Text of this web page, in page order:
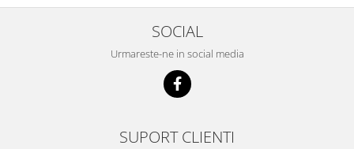
SOCIAL
Urmareste-ne in social media
SUPORT CLIENTI